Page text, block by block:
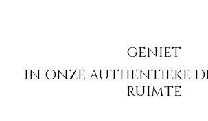
GENIET
IN ONZE AUTHENTIEKE
RUIMTE